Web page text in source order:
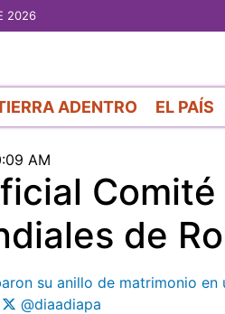
2026
ADENTRO EL PAÍS
AM
de
su anillo de matrimonio
@diaadiapa